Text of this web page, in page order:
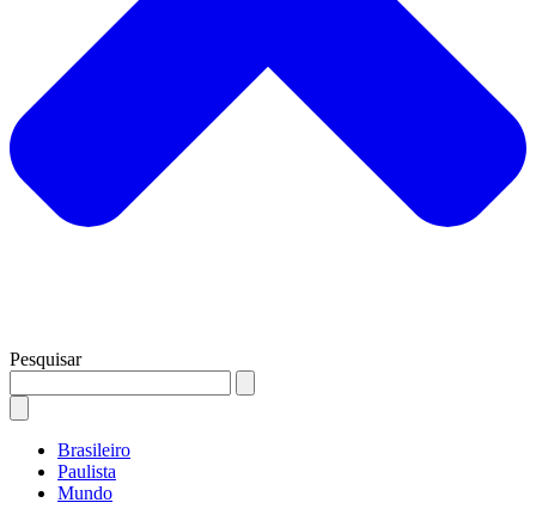
Pesquisar
Brasileiro
Paulista
Mundo